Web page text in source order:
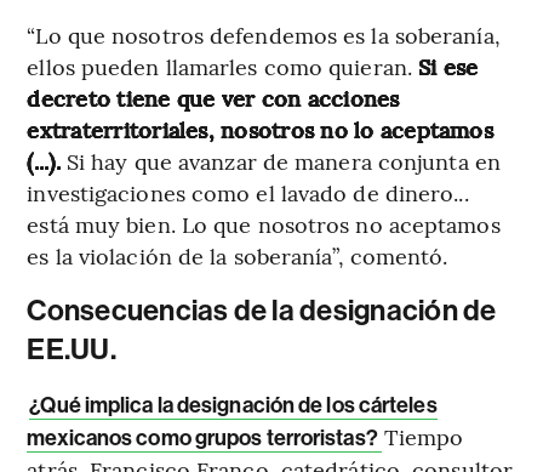
“Lo que nosotros defendemos es la soberanía,
ellos pueden llamarles como quieran. Si ese
decreto tiene que ver con acciones
extraterritoriales, nosotros no lo aceptamos
(...).Si hay que avanzar de manera conjunta en
investigaciones como el lavado de dinero...
está muy bien. Lo que nosotros no aceptamos
es la violación de la soberanía”, comentó.
Consecuencias de la designación de
EE.UU.
¿Qué implica la designación de los cárteles
mexicanos como grupos terroristas? Tiempo